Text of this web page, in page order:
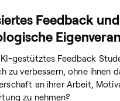
Feedback und
gestütztes Feedback
zu verbessern, ohne ihnen
an ihrer Arbeit,
zu nehmen?